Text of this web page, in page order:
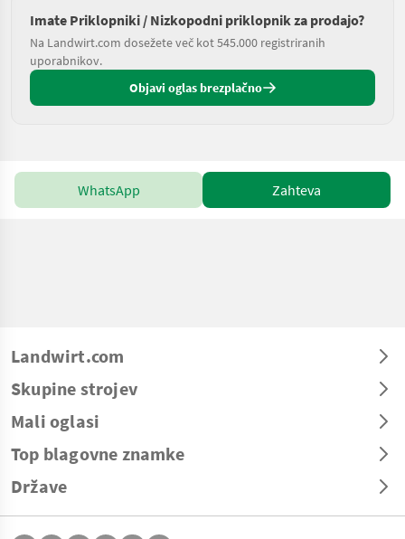
Imate Priklopniki / Nizkopodni priklopnik za prodajo?
Na Landwirt.com dosežete več kot 545.000 registriranih
uporabnikov.
Objavi oglas brezplačno
WhatsApp Zahteva
Landwirt.com
Skupine strojev
Mali oglasi
Top blagovne znamke
Države